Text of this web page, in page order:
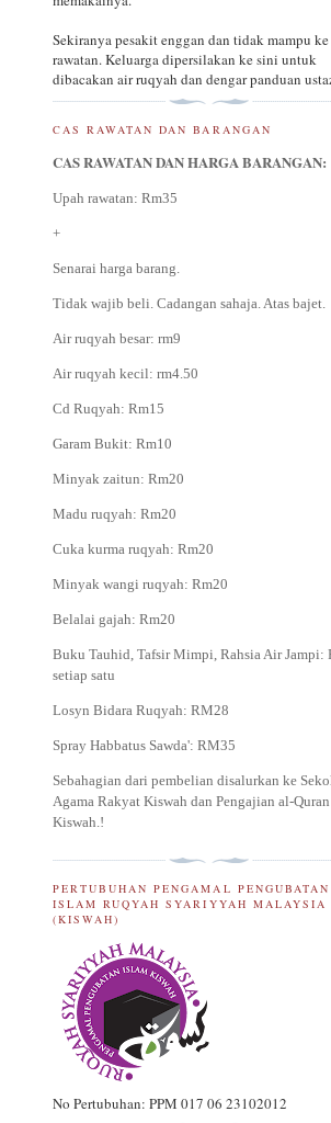
Sekiranya pesakit enggan dan tidak mampu
rawatan. Keluarga dipersilakan ke sini untuk
dibacakan air ruqyah dan dengar panduan
CAS RAWATAN DAN BARANGAN
CAS RAWATAN DAN HARGA BARANGAN:
Upah rawatan: Rm35
+
Senarai harga barang.
Tidak wajib beli. Cadangan sahaja. Atas bajet.
Air ruqyah besar: rm9
Air ruqyah kecil: rm4.50
Cd Ruqyah: Rm15
Garam Bukit: Rm10
Minyak zaitun: Rm20
Madu ruqyah: Rm20
Cuka kurma ruqyah: Rm20
Minyak wangi ruqyah: Rm20
Belalai gajah: Rm20
Buku Tauhid, Tafsir Mimpi, Rahsia Air Jampi:
setiap satu
Losyn Bidara Ruqyah: RM28
Spray Habbatus Sawda': RM35
Sebahagian dari pembelian disalurkan ke
Agama Rakyat Kiswah dan Pengajian al-Quran
Kiswah.!
PERTUBUHAN PENGAMAL PENGUBATAN
ISLAM RUQYAH SYARIYYAH MALAYSIA
(KISWAH)
No Pertubuhan: PPM 017 06 23102012